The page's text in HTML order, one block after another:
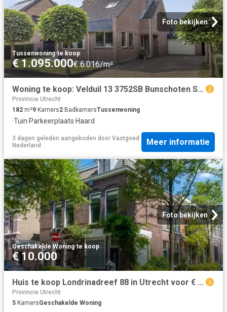
Foto bekijken
Tussenwoning·te koop
€ 1.095.000€ 6.016/m²
Woning te koop: Velduil 13 3752SB Bunschoten Spakenburg Vastgoed Nederland
Provincie Utrecht
182 m²9 Kamers2 BadkamersTussenwoning
·Tuin·Parkeerplaats·Haard
3 dagen geleden aangeboden door Vastgoed
Nederland
Meer informatie
Foto bekijken
Geschakelde Woning·te koop
€ 10.000
Huis te koop Londrinadreef 88 in Utrecht voor € 650.000
Provincie Utrecht
5 KamersGeschakelde Woning